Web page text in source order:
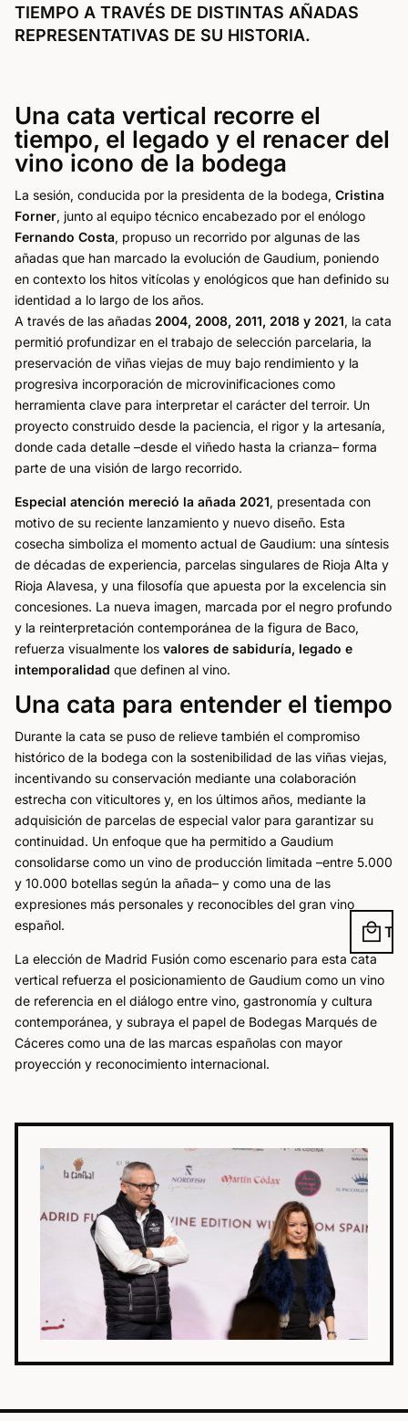
local_mall
TIEMPO A TRAVÉS DE DISTINTAS AÑADAS
REPRESENTATIVAS DE SU HISTORIA.
Una cata vertical recorre el
tiempo, el legado y el renacer del
vino icono de la bodega
La sesión, conducida por la presidenta de la bodega, Cristina
Forner, junto al equipo técnico encabezado por el enólogo
Fernando Costa, propuso un recorrido por algunas de las
añadas que han marcado la evolución de Gaudium, poniendo
en contexto los hitos vitícolas y enológicos que han definido su
identidad a lo largo de los años.
A través de las añadas 2004, 2008, 2011, 2018 y 2021, la cata
permitió profundizar en el trabajo de selección parcelaria, la
preservación de viñas viejas de muy bajo rendimiento y la
progresiva incorporación de microvinificaciones como
herramienta clave para interpretar el carácter del terroir. Un
proyecto construido desde la paciencia, el rigor y la artesanía,
donde cada detalle –desde el viñedo hasta la crianza– forma
parte de una visión de largo recorrido.
Especial atención mereció la añada 2021, presentada con
motivo de su reciente lanzamiento y nuevo diseño. Esta
cosecha simboliza el momento actual de Gaudium: una síntesis
de décadas de experiencia, parcelas singulares de Rioja Alta y
Rioja Alavesa, y una filosofía que apuesta por la excelencia sin
concesiones. La nueva imagen, marcada por el negro profundo
y la reinterpretación contemporánea de la figura de Baco,
refuerza visualmente los valores de sabiduría, legado e
intemporalidad que definen al vino.
Una cata para entender el tiempo
Durante la cata se puso de relieve también el compromiso
histórico de la bodega con la sostenibilidad de las viñas viejas,
incentivando su conservación mediante una colaboración
estrecha con viticultores y, en los últimos años, mediante la
adquisición de parcelas de especial valor para garantizar su
continuidad. Un enfoque que ha permitido a Gaudium
consolidarse como un vino de producción limitada –entre 5.000
y 10.000 botellas según la añada– y como una de las
expresiones más personales y reconocibles del gran vino
español.
La elección de Madrid Fusión como escenario para esta cata
vertical refuerza el posicionamiento de Gaudium como un vino
de referencia en el diálogo entre vino, gastronomía y cultura
contemporánea, y subraya el papel de Bodegas Marqués de
Cáceres como una de las marcas españolas con mayor
proyección y reconocimiento internacional.